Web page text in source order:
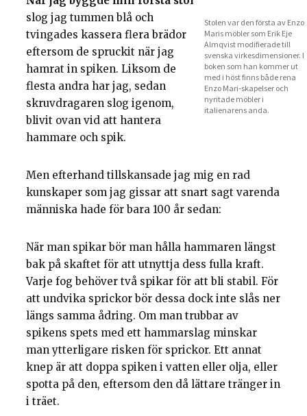
Stolen var den första av Enzo
Maris möbler som Erik Eje
Almqvist modifierade till
svenska virkesdimensioner. I
boken som han kommer ut
med i höst finns både rena
Enzo Mari-skapelser och
nyritade möbler i
italienarens anda.
slog jag tummen blå och
tvingades kassera flera brädor
eftersom de spruckit när jag
hamrat in spiken. Liksom de
flesta andra har jag, sedan
skruvdragaren slog igenom,
blivit ovan vid att hantera
hammare och spik.
Men efterhand tillskansade jag mig en rad
kunskaper som jag gissar att snart sagt varenda
människa hade för bara 100 år sedan:
När man spikar bör man hålla hammaren längst
bak på skaftet för att utnyttja dess fulla kraft.
Varje fog behöver två spikar för att bli stabil. För
att undvika sprickor bör dessa dock inte slås ner
längs samma ådring. Om man trubbar av
spikens spets med ett hammarslag minskar
man ytterligare risken för sprickor. Ett annat
knep är att doppa spiken i vatten eller olja, eller
spotta på den, eftersom den då lättare tränger in
i träet.